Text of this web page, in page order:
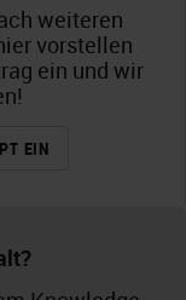
weiteren
vorstellen
ein und wir
EIN